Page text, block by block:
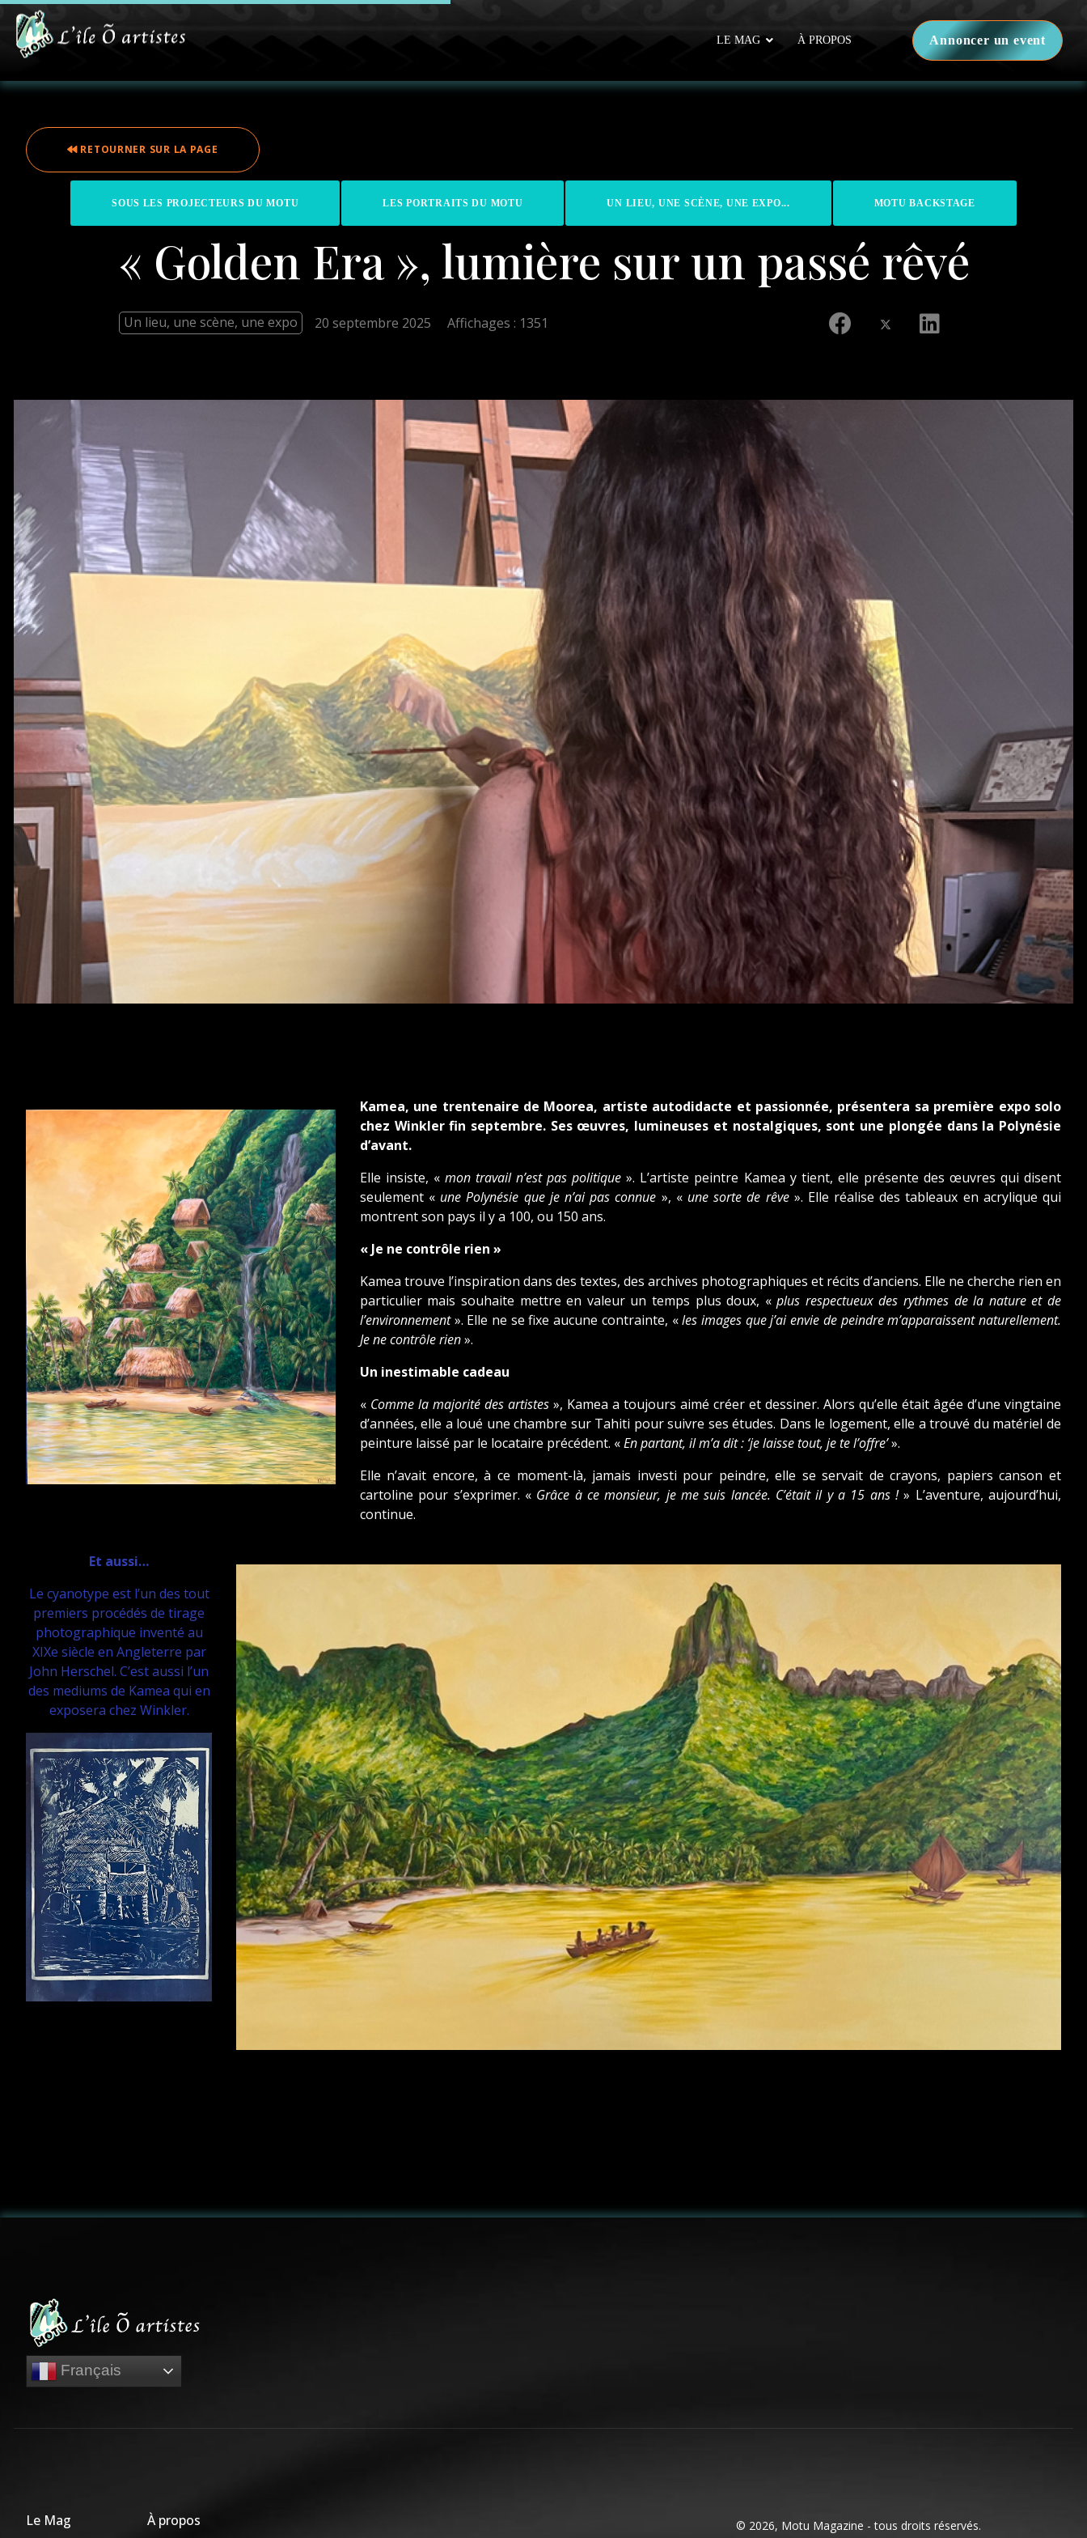
Annoncer un event
LE MAG À PROPOS
RETOURNER SUR LA PAGE
SOUS LES PROJECTEURS DU MOTU LES PORTRAITS DU MOTU UN LIEU, UNE SCÈNE, UNE EXPO... MOTU BACKSTAGE
« Golden Era », lumière sur un passé rêvé
Un lieu, une scène, une expo 20 septembre 2025 Affichages : 1351
Kamea, une trentenaire de Moorea, artiste autodidacte et passionnée, présentera sa première expo solo
chez Winkler fin septembre. Ses œuvres, lumineuses et nostalgiques, sont une plongée dans la Polynésie
d’avant.
Elle insiste, «mon travail n’est pas politique». L’artiste peintre Kamea y tient, elle présente des œuvres qui disent
seulement « une Polynésie que je n’ai pas connue », « une sorte de rêve». Elle réalise des tableaux en acrylique qui
montrent son pays il y a 100, ou 150 ans.
« Je ne contrôle rien »
Kamea trouve l’inspiration dans des textes, des archives photographiques et récits d’anciens. Elle ne cherche rien en
particulier mais souhaite mettre en valeur un temps plus doux, «plus respectueux des rythmes de la nature et de
l’environnement». Elle ne se fixe aucune contrainte, «les images que j’ai envie de peindre m’apparaissent naturellement.
Je ne contrôle rien».
Un inestimable cadeau
« Comme la majorité des artistes», Kamea a toujours aimé créer et dessiner. Alors qu’elle était âgée d’une vingtaine
d’années, elle a loué une chambre sur Tahiti pour suivre ses études. Dans le logement, elle a trouvé du matériel de
peinture laissé par le locataire précédent. «En partant, il m’a dit : ‘je laisse tout, je te l’offre’».
Elle n’avait encore, à ce moment-là, jamais investi pour peindre, elle se servait de crayons, papiers canson et
cartoline pour s’exprimer. « Grâce à ce monsieur, je me suis lancée. C’était il y a 15 ans !» L’aventure, aujourd’hui,
continue.
Et aussi…
Le cyanotype est l’un des tout
premiers procédés de tirage
photographique inventé au
XIXe siècle en Angleterre par
John Herschel. C’est aussi l’un
des mediums de Kamea qui en
exposera chez Winkler.
Français
Le Mag À propos
© 2026, Motu Magazine - tous droits réservés.